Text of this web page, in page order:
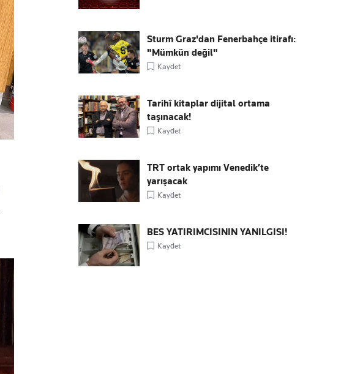
Sturm Graz'dan Fenerbahçe itirafı:
"Mümkün değil"
Kaydet
Tarihî kitaplar dijital ortama
taşınacak!
Kaydet
TRT ortak yapımı Venedik’te
yarışacak
Kaydet
BES YATIRIMCISININ YANILGISI!
Kaydet